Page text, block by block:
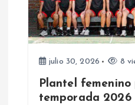
n
d
julio 30, 2026 8
Plantel femenino
temporada 2026